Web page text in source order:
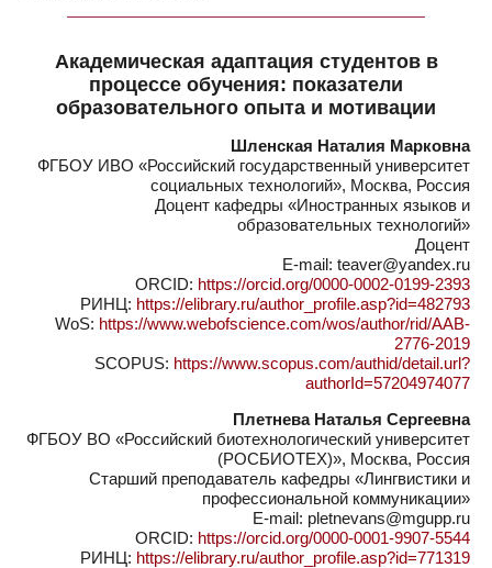
Академическая адаптация студентов в
процессе обучения: показатели
образовательного опыта и мотивации
Шленская Наталия Марковна
ФГБОУ ИВО «Российский государственный университет
социальных технологий», Москва, Россия
Доцент кафедры «Иностранных языков и
образовательных технологий»
Доцент
E-mail: teaver@yandex.ru
ORCID: https://orcid.org/0000-0002-0199-2393
РИНЦ: https://elibrary.ru/author_profile.asp?id=482793
WoS: https://www.webofscience.com/wos/author/rid/AAB-
2776-2019
SCOPUS: https://www.scopus.com/authid/detail.url?
authorId=57204974077
Плетнева Наталья Сергеевна
ФГБОУ ВО «Российский биотехнологический университет
(РОСБИОТЕХ)», Москва, Россия
Старший преподаватель кафедры «Лингвистики и
профессиональной коммуникации»
E-mail: pletnevans@mgupp.ru
ORCID: https://orcid.org/0000-0001-9907-5544
РИНЦ: https://elibrary.ru/author_profile.asp?id=771319